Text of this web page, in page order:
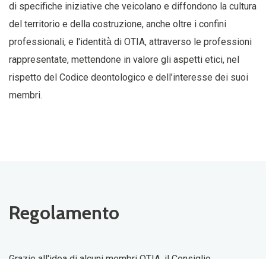
di specifiche iniziative che veicolano e diffondono la cultura
del territorio e della costruzione, anche oltre i confini
professionali, e l'identità̀ di OTIA, attraverso le professioni
rappresentate, mettendone in valore gli aspetti etici, nel
rispetto del Codice deontologico e dell’interesse dei suoi
membri.
Regolamento